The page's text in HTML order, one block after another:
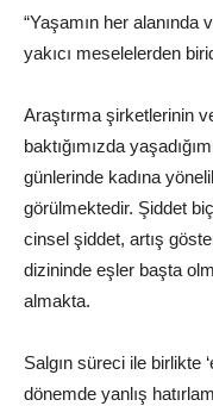
“Yaşamın her
yakıcı meselelerden
Araştırma şirketlerinin
baktığımızda
günlerinde kadına
görülmektedir. Şiddet
cinsel şiddet, artış
dizininde eşler başta
almakta.
Salgın süreci ile birlikte
dönemde yanlış